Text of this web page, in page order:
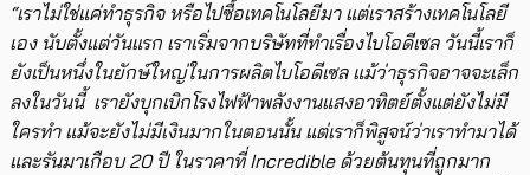
“เราไม่ใช่แค่ทำธุรกิจ หรือไปซื้อเทคโนโลยีมา แต่เราสร้างเทคโนโลยี
เอง นับตั้งแต่วันแรก เราเริ่มจากบริษัทที่ทำเรื่องไบโอดีเซล วันนี้เราก็
ยัง​เป็นหนึ่งในยักษ์ใหญ่ในการผลิตไบโอดีเซล แม้ว่า​ธุรกิจอาจจะเล็ก
ลงในวันนี้ เรายังบุกเบิกโรงไฟฟ้าพลังงานแสงอาทิตย์ตั้งแต่ยังไม่มี
ใครทำ แม้จะยังไม่มีเงินมากในตอนนั้น แต่เราก็พิสูจน์ว่าเราทำมาได้
และรันมาเกือบ 20 ปี ในราคาที่ Incredible ด้วยต้นทุนที่ถูกมาก